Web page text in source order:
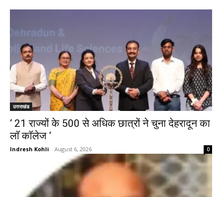
उत्तराखंड
‘ 21 राज्यों के 500 से अधिक छात्रों ने चुना देहरादून का
लाॅ काॅलेज ‘
Indresh Kohli - August 6, 2026 0